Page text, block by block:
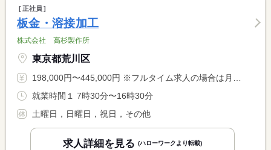
正社員
板金・溶接加工
株式会社 高杉製作所
東京都荒川区
198,000円〜445,000円 ※フルタイム求人の場合は月額（換算額）、パート求人の場合は時間額を表示しています。
就業時間１ 7時30分〜16時30分
土曜日，日曜日，祝日，その他
求人詳細を見る (ハローワークより転載)